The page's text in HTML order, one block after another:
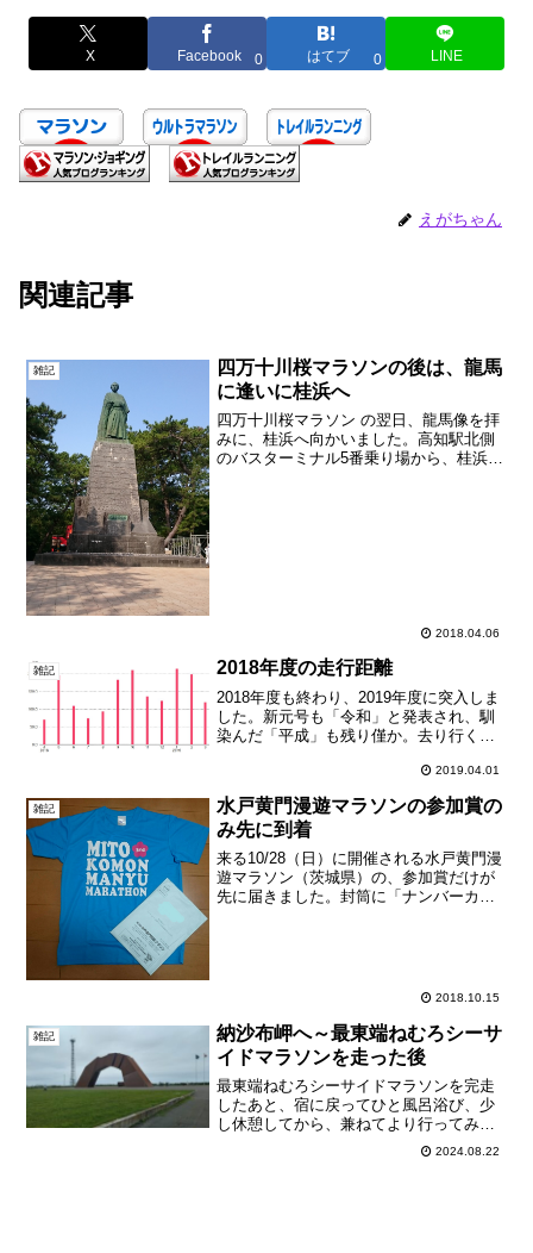
X Facebook 0 はてブ 0 LINE
えがちゃん
関連記事
雑記
四万十川桜マラソンの後は、龍馬
に逢いに桂浜へ
四万十川桜マラソン の翌日、龍馬像を拝
みに、桂浜へ向かいました。高知駅北側
のバスターミナル5番乗り場から、桂浜行
2018.04.06
雑記 2018年度の走行距離
2018年度も終わり、2019年度に突入しま
した。新元号も「令和」と発表され、馴
染んだ「平成」も残り僅か。去り行く時
かって、気分を新たにしたいと思いま
す。2018年度の走行距離を振り返ると、
どうにも低調で...
2019.04.01
雑記
水戸黄門漫遊マラソンの参加賞の
み先に到着
来る10/28（日）に開催される水戸黄門漫
遊マラソン（茨城県）の、参加賞だけが
先に届きました。封筒に「ナンバーカー
2018.10.15
雑記
納沙布岬へ～最東端ねむろシーサ
イドマラソンを走った後
最東端ねむろシーサイドマラソンを完走
したあと、宿に戻ってひと風呂浴び、少
し休憩してから、兼ねてより行ってみた
かった納沙布岬へ向かいました。交通手
段は根室交通のバスを利用。根室駅前が
2024.08.22